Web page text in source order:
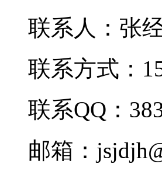
联系人：张
联系方式：
联系QQ：
邮箱：